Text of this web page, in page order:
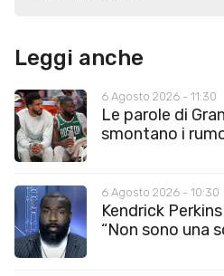
Leggi anche
6 Agosto 2026 - 11:30
Le parole di
smontano i
6 Agosto 2026 - 10:30
Kendrick
“Non sono una